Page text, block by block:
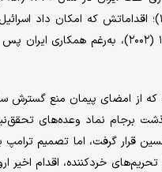
تجاوز صدام حسین علیه ایران در سال ۱۳۵۹
که از امضای پیمان منع
قرار گرفت، اما تصمیم
خردکننده، اقدام اخیر